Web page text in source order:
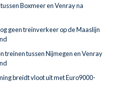
Boxmeer en Venray na
geen treinverkeer op de Maaslijn
treinen tussen Nijmegen en Venray
breidt vloot uit met Euro9000-